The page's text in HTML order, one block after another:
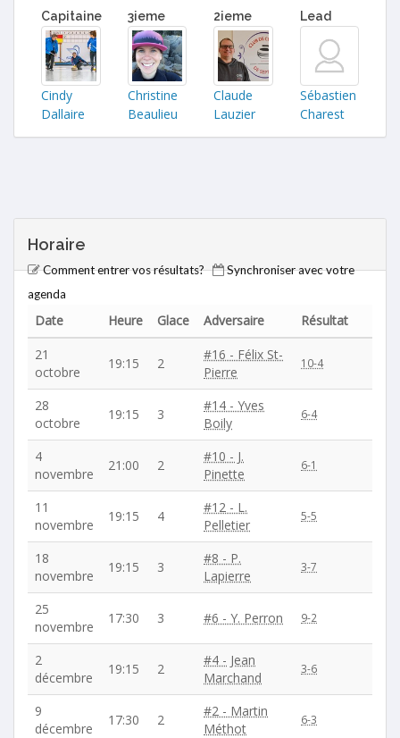
Capitaine
Cindy
Dallaire
3ieme
Christine
Beaulieu
2ieme
Claude
Lauzier
Lead
Sébastien
Charest
Horaire
Comment entrer vos résultats?
Synchroniser avec votre
agenda
Date Heure Glace Adversaire
Résultat
21
octobre
19:15 2
#16 - Félix St-
Pierre
10-4
28
octobre
19:15 3
#14 - Yves
Boily
6-4
4
novembre
21:00 2
#10 - J.
Pinette
6-1
11
novembre
19:15 4
#12 - L.
Pelletier
5-5
18
novembre
19:15 3
#8 - P.
Lapierre
3-7
25
novembre
17:30 3 #6 - Y. Perron 9-2
2
décembre
19:15 2
#4 - Jean
Marchand
3-6
9
décembre
17:30 2
#2 - Martin
Méthot
6-3